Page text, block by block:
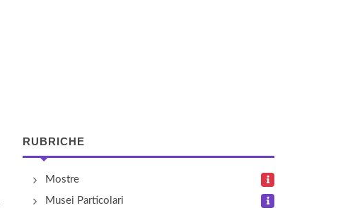
RUBRICHE
Mostre
Musei Particolari